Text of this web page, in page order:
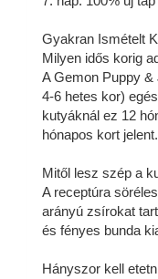
Gyakran Ismételt
Milyen idős korig
A Gemon Puppy
4-6 hetes kor)
kutyáknál ez 12
hónapos kort jelent.
Mitől lesz szép a
A receptúra
arányú zsírokat
és fényes bunda
Hányszor kell